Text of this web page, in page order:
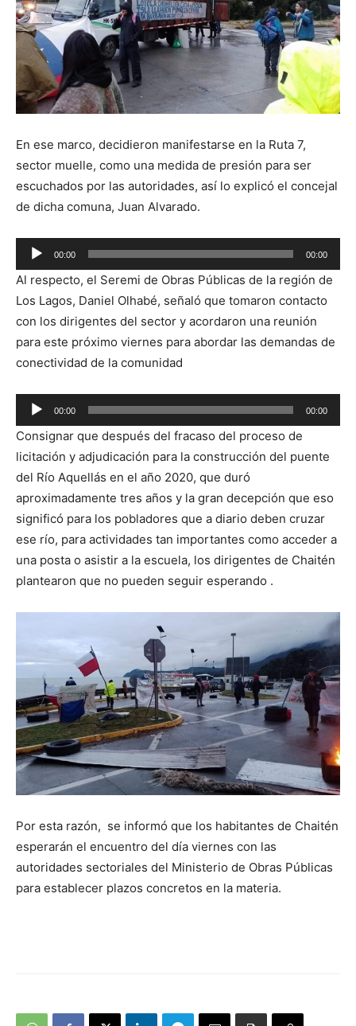
En ese marco, decidieron manifestarse en la Ruta 7,
sector muelle, como una medida de presión para ser
escuchados por las autoridades, así lo explicó el concejal
de dicha comuna, Juan Alvarado.
Reproductor
de
audio
00:00 00:00
Al respecto, el Seremi de Obras Públicas de la región de
Los Lagos, Daniel Olhabé, señaló que tomaron contacto
con los dirigentes del sector y acordaron una reunión
para este próximo viernes para abordar las demandas de
conectividad de la comunidad
Reproductor
de
audio
00:00 00:00
Consignar que después del fracaso del proceso de
licitación y adjudicación para la construcción del puente
del Río Aquellás en el año 2020, que duró
aproximadamente tres años y la gran decepción que eso
significó para los pobladores que a diario deben cruzar
ese río, para actividades tan importantes como acceder a
una posta o asistir a la escuela, los dirigentes de Chaitén
plantearon que no pueden seguir esperando .
Por esta razón, se informó que los habitantes de Chaitén
esperarán el encuentro del día viernes con las
autoridades sectoriales del Ministerio de Obras Públicas
para establecer plazos concretos en la materia.